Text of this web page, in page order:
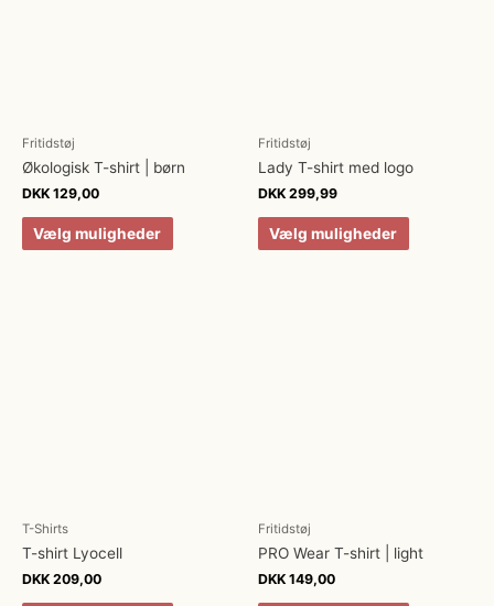
Fritidstøj
Økologisk T-shirt | børn
DKK 129,00
Vælg muligheder
Fritidstøj
Lady T-shirt med logo
DKK 299,99
Vælg muligheder
T-Shirts
T-shirt Lyocell
DKK 209,00
Fritidstøj
PRO Wear T-shirt | light
DKK 149,00